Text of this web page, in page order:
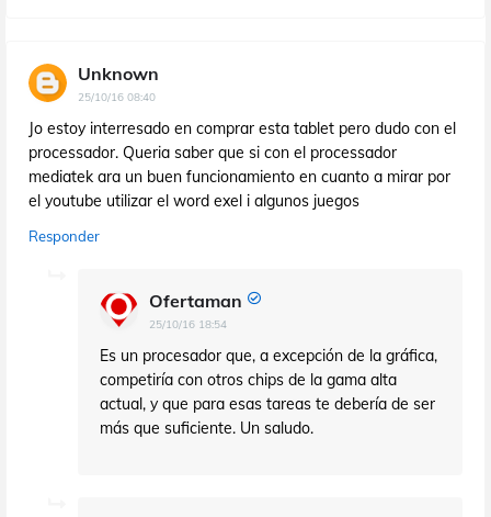
Unknown
25/10/16 08:40
Jo estoy interresado en comprar esta tablet pero dudo con el
processador. Queria saber que si con el processador
mediatek ara un buen funcionamiento en cuanto a mirar por
el youtube utilizar el word exel i algunos juegos
Responder
Ofertaman
25/10/16 18:54
Es un procesador que, a excepción de la gráfica,
competiría con otros chips de la gama alta
actual, y que para esas tareas te debería de ser
más que suficiente. Un saludo.